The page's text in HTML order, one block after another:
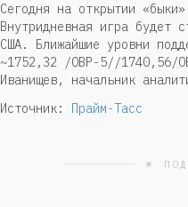
Сегодня на открытии
Внутридневная игра будет
США. Ближайшие уровни
~1752,32 /ОВР-5//1740,56/
Иванищев, начальник
Источник: Прайм-Тасс
☀